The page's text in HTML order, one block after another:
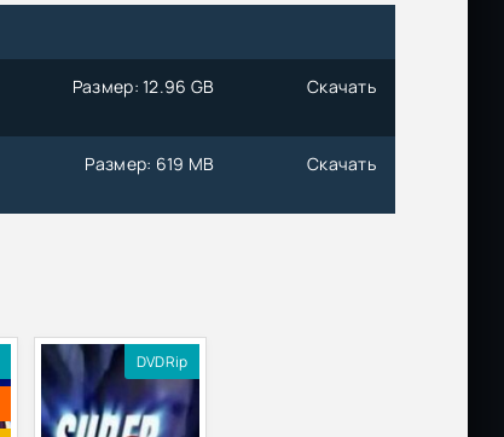
Размер: 12.96 GB Скачать
Размер: 619 MB Скачать
DVDRip